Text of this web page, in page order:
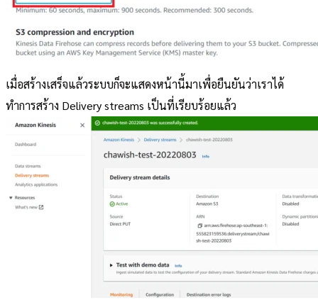
เมื่อสร้างเสร็จแล้วระบบก็จะแสดงหน้านี้มาเพื่อยืนยันว่าเราได้
ทำการสร้าง Delivery streams เป็นที่เรียบร้อยแล้ว